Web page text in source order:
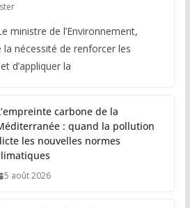
ministre de l’Environnement,
nécessité de renforcer les
d’appliquer la
carbone de la
: quand la pollution
les nouvelles normes
5 août 2026